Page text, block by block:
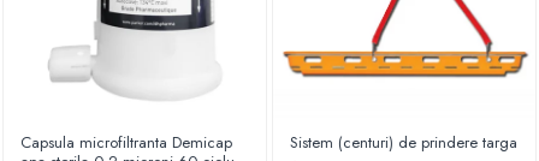
Lampi operatie
Negatoscoape
Holter EKG
Perfuzomate
Capsula microfiltranta Demicap
Sistem (centuri) de prindere targa